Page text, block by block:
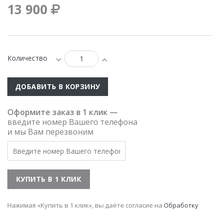
13 900
Количество
ДОБАВИТЬ В КОРЗИНУ
Оформите заказ в 1 клик —
введите номер Вашего телефона
и мы Вам перезвоним
Нажимая «Купить в 1 клик», вы даёте согласие на Обработку